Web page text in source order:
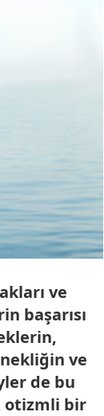
ve
başarısı
ve
de bu
otizmli bir